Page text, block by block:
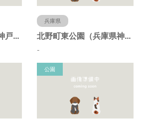
キーナの森（兵庫県神戸市）
兵庫県
北野町東公園（兵庫県神戸市）
-
公園